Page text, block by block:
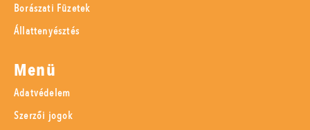
Borászati Füzetek
Állattenyésztés
Menü
Adatvédelem
Szerzői jogok